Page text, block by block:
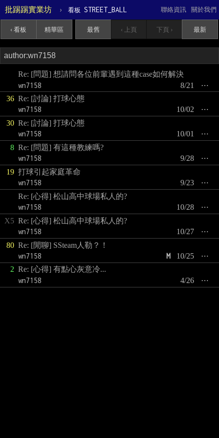
批踢踢實業坊 › 看板 STREET_BALL 關於我們
聯絡資訊
‹ 看板 精華區 最舊 ‹ 上頁 下頁 › 最新
Re: [問題] 想請問各位前輩遇到這種case如何解決
wn7158
⋯
8/21
36 Re: [討論] 打球心態
wn7158
⋯
10/02
30 Re: [討論] 打球心態
wn7158
⋯
10/01
8 Re: [問題] 有這種教練嗎?
wn7158
⋯
9/28
19 打球引起家庭革命
wn7158
⋯
9/23
Re: [心得] 松山高中球場私人的?
wn7158
⋯
10/28
X5 Re: [心得] 松山高中球場私人的?
wn7158
⋯
10/27
80 Re: [閒聊] SSteam人勒？！
wn7158
⋯
10/25
M
2 Re: [心得] 有點心灰意冷...
wn7158
⋯
4/26